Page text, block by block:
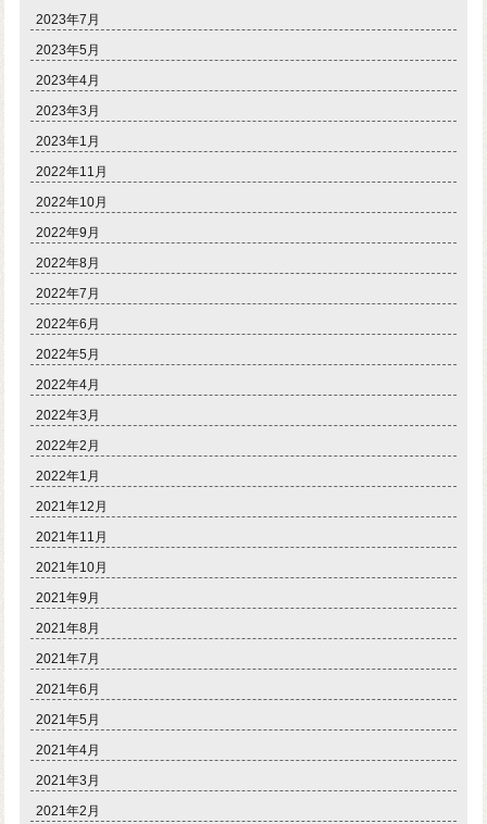
2023年7月
2023年5月
2023年4月
2023年3月
2023年1月
2022年11月
2022年10月
2022年9月
2022年8月
2022年7月
2022年6月
2022年5月
2022年4月
2022年3月
2022年2月
2022年1月
2021年12月
2021年11月
2021年10月
2021年9月
2021年8月
2021年7月
2021年6月
2021年5月
2021年4月
2021年3月
2021年2月